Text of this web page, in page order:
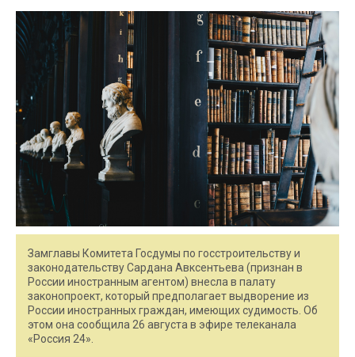
Замглавы Комитета Госдумы по госстроительству и
законодательству Сардана Авксентьева (признан в
России иностранным агентом) внесла в палату
законопроект, который предполагает выдворение из
России иностранных граждан, имеющих судимость. Об
этом она сообщила 26 августа в эфире телеканала
«Россия 24».